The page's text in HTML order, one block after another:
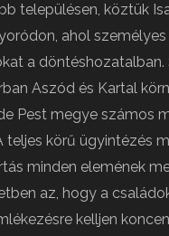
településen, köztük
ahol
a
Aszód és Kartal
Pest megye számos
teljes körű ügyintézés
minden elemének
az, hogy a
kelljen